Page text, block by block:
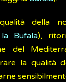
della
Bufala),
del
la qualità